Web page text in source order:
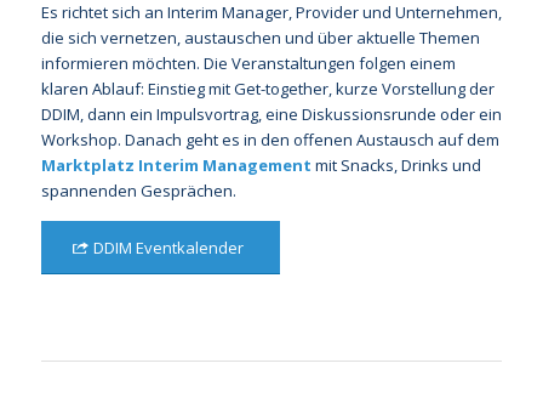
Es richtet sich an Interim Manager, Provider und Unternehmen,
die sich vernetzen, austauschen und über aktuelle Themen
informieren möchten. Die Veranstaltungen folgen einem
klaren Ablauf: Einstieg mit Get-together, kurze Vorstellung der
DDIM, dann ein Impulsvortrag, eine Diskussionsrunde oder ein
Workshop. Danach geht es in den offenen Austausch auf dem
Marktplatz Interim Management mit Snacks, Drinks und
spannenden Gesprächen.
DDIM Eventkalender